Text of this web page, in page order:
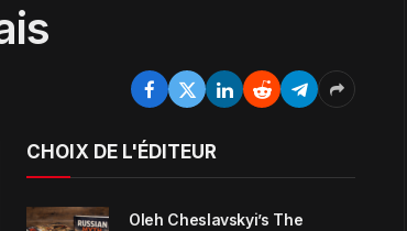
CHOIX DE L'ÉDITEUR
Oleh Cheslavskyi’s The